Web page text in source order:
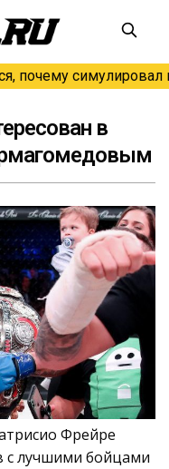
почему симулировал
в
Фрейре
с лучшими бойцами